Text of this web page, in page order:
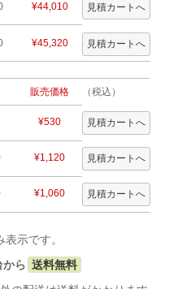
¥44,010
¥45,320
販売価格 （税込）
¥530
¥1,120
¥1,060
示です。
から 送料無料